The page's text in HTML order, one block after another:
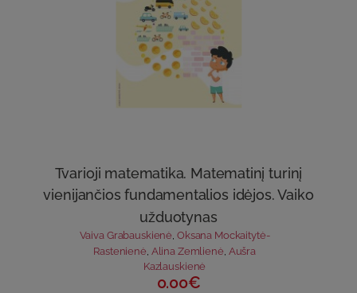
Tvarioji matematika. Matematinį turinį
vienijančios fundamentalios idėjos. Vaiko
užduotynas
Vaiva Grabauskienė,Oksana Mockaitytė-
Rastenienė Alina Zemlienė Aušra
Kazlauskienė
0.00€